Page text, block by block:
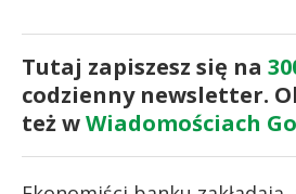
Tutaj zapiszesz się na
codzienny newsletter.
też wWiadomościach